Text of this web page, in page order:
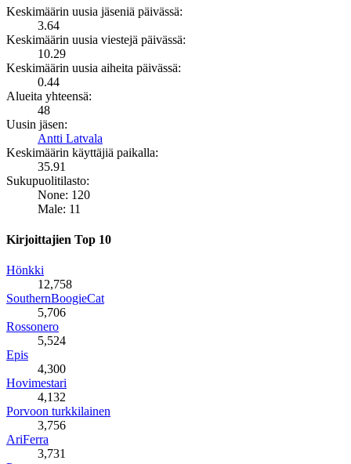
Keskimäärin uusia jäseniä päivässä:
3.64
Keskimäärin uusia viestejä päivässä:
10.29
Keskimäärin uusia aiheita päivässä:
0.44
Alueita yhteensä:
48
Uusin jäsen:
Antti Latvala
Keskimäärin käyttäjiä paikalla:
35.91
Sukupuolitilasto:
None: 120
Male: 11
Kirjoittajien Top 10
Hönkki
12,758
SouthernBoogieCat
5,706
Rossonero
5,524
Epis
4,300
Hovimestari
4,132
Porvoon turkkilainen
3,756
AriFerra
3,731